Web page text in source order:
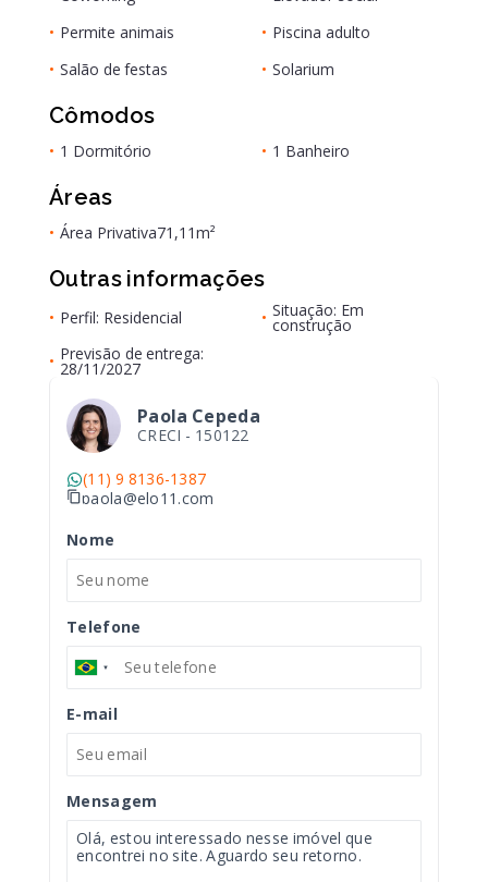
• Permite animais • Piscina adulto
• Salão de festas • Solarium
Cômodos
• 1 Dormitório • 1 Banheiro
Áreas
• Área Privativa71,11m²
Outras informações
• Perfil: Residencial • Situação: Em
construção
• Previsão de entrega:
28/11/2027
Paola Cepeda
CRECI - 150122
(11) 9 8136-1387
paola@elo11.com
Nome
Telefone
E-mail
Mensagem